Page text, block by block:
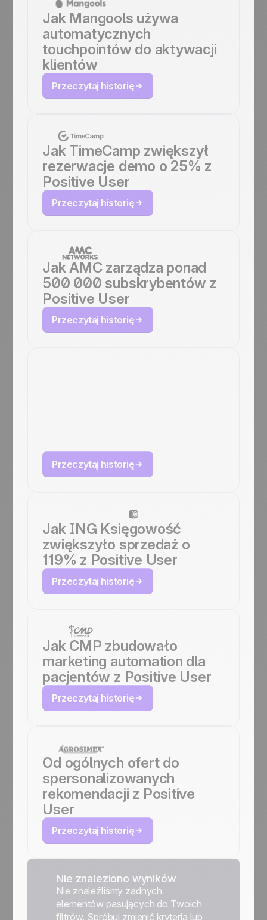
Jak Mangools używa
automatycznych
touchpointów do aktywacji
klientów
Przeczytaj historię
Jak TimeCamp zwiększył
rezerwacje demo o 25% z
Positive User
Przeczytaj historię
Jak AMC zarządza ponad
500 000 subskrybentów z
Positive User
Przeczytaj historię
Przeczytaj historię
Jak ING Księgowość
zwiększyło sprzedaż o
119% z Positive User
Przeczytaj historię
Jak CMP zbudowało
marketing automation dla
pacjentów z Positive User
Przeczytaj historię
Od ogólnych ofert do
spersonalizowanych
rekomendacji z Positive
User
Przeczytaj historię
Nie znaleziono wyników
Nie znaleźliśmy żadnych
elementów pasujących do Twoich
filtrów. Spróbuj zmienić kryteria lub